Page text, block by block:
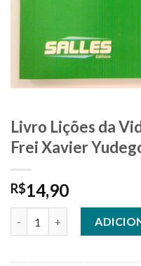
Livro Lições da
Frei Xavier
R$14,90